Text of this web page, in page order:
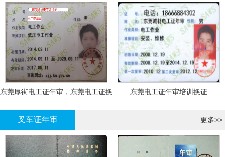
要什么资料
东莞厚街电工证年审，东莞电工证换
东莞电工证年审培训换证
叉车证年审 更多>>